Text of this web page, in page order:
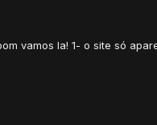
vamos la! 1- o site só